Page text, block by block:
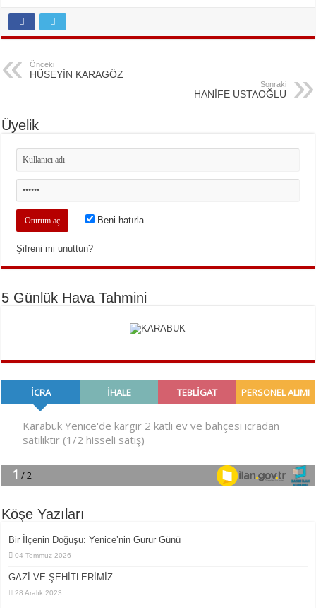
Önceki
HÜSEYİN KARAGÖZ
Sonraki
HANİFE USTAOĞLU
Üyelik
Beni hatırla
Şifreni mi unuttun?
5 Günlük Hava Tahmini
Köşe Yazıları
Bir İlçe­nin Do­ğu­şu: Ye­ni­ce’nin Gurur Günü
04 Temmuz 2026
GAZİ VE ŞEHİTLERİMİZ
28 Aralık 2023